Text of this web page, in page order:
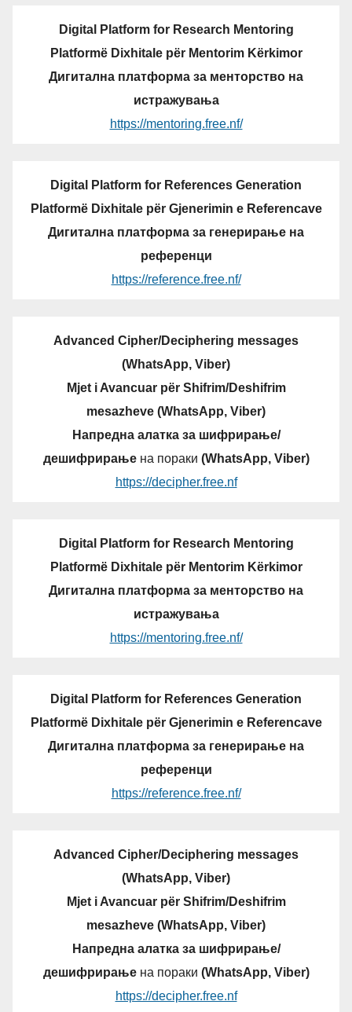
Digital Platform for Research Mentoring
Platformë Dixhitale për Mentorim Kërkimor
Дигитална платформа за менторство на
истражувања
https://mentoring.free.nf/
Digital Platform for References Generation
Platformë Dixhitale për Gjenerimin e Referencave
Дигитална платформа за генерирање на
референци
https://reference.free.nf/
Advanced Cipher/Deciphering messages
(WhatsApp, Viber)
Mjet i Avancuar për Shifrim/Deshifrim
mesazheve (WhatsApp, Viber)
Напредна алатка за шифрирање/
дешифрирањена пораки (WhatsApp, Viber)
https://decipher.free.nf
Digital Platform for Research Mentoring
Platformë Dixhitale për Mentorim Kërkimor
Дигитална платформа за менторство на
истражувања
https://mentoring.free.nf/
Digital Platform for References Generation
Platformë Dixhitale për Gjenerimin e Referencave
Дигитална платформа за генерирање на
референци
https://reference.free.nf/
Advanced Cipher/Deciphering messages
(WhatsApp, Viber)
Mjet i Avancuar për Shifrim/Deshifrim
mesazheve (WhatsApp, Viber)
Напредна алатка за шифрирање/
дешифрирањена пораки (WhatsApp, Viber)
https://decipher.free.nf